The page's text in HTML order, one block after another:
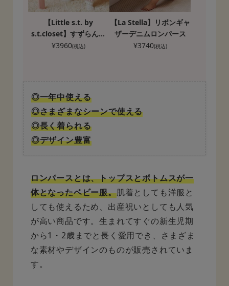
【Little s.t. by
s.t.closet】すずらん刺
繍カバーオール
¥3960(税込)
【La Stella】リボンギャ
ザーデニムロンパース
¥3740(税込)
◎一年中使える
◎さまざまなシーンで使える
◎長く着られる
◎デザイン豊富
ロンパースとは、トップスとボトムスが一
体となったベビー服。肌着としても洋服と
しても使えるため、出産祝いとしても人気
が高い商品です。生まれてすぐの新生児期
から1・2歳までと長く愛用でき、さまざま
な素材やデザインのものが販売されていま
す。